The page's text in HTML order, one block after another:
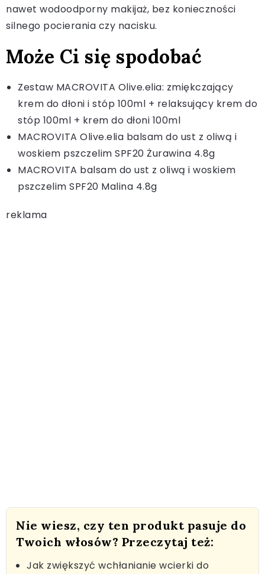
nawet wodoodporny makijaż, bez konieczności
silnego pocierania czy nacisku.
Może Ci się spodobać
Zestaw MACROVITA Olive.elia: zmiękczający
krem do dłoni i stóp 100ml + relaksujący krem do
stóp 100ml + krem do dłoni 100ml
MACROVITA Olive.elia balsam do ust z oliwą i
woskiem pszczelim SPF20 Żurawina 4.8g
MACROVITA balsam do ust z oliwą i woskiem
pszczelim SPF20 Malina 4.8g
reklama
Nie wiesz, czy ten produkt pasuje do
Twoich włosów? Przeczytaj też:
Jak zwiększyć wchłanianie wcierki do